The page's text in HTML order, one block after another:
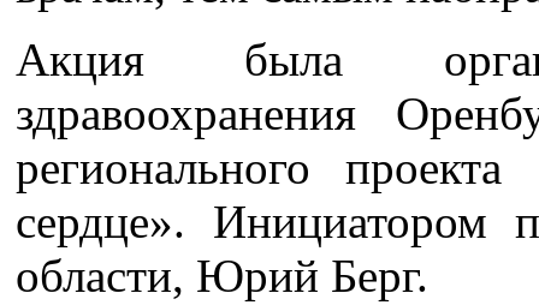
Акция была
здравоохранения
регионального
сердце». Инициатором
области, Юрий Берг.